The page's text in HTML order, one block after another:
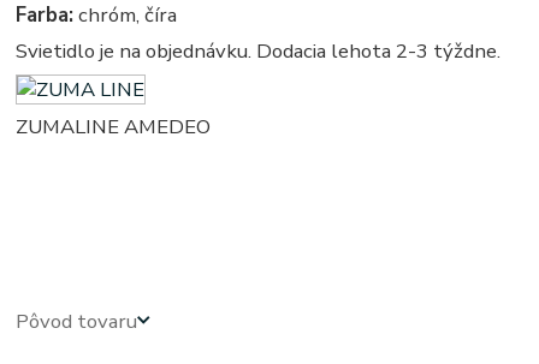
Farba: chróm, číra
Svietidlo je na objednávku. Dodacia lehota 2-3 týždne.
ZUMALINE AMEDEO
Pôvod tovaru